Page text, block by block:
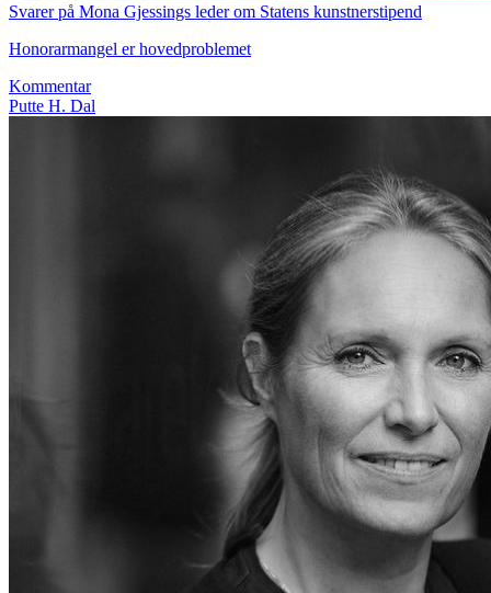
Svarer på Mona Gjessings leder om Statens kunstnerstipend
Honorarmangel er hovedproblemet
Kommentar
Putte H. Dal